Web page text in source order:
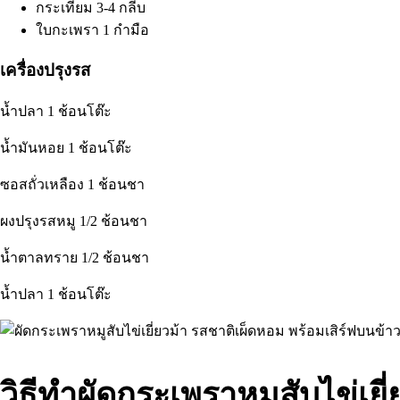
กระเทียม 3-4 กลีบ
ใบกะเพรา 1 กำมือ
เครื่องปรุงรส
น้ำปลา 1 ช้อนโต๊ะ
น้ำมันหอย 1 ช้อนโต๊ะ
ซอสถั่วเหลือง 1 ช้อนชา
ผงปรุงรสหมู 1/2 ช้อนชา
น้ำตาลทราย 1/2 ช้อนชา
น้ำปลา 1 ช้อนโต๊ะ